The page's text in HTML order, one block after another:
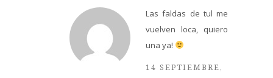
Las faldas de tul me
vuelven loca, quiero
una ya!
14 SEPTIEMBRE,